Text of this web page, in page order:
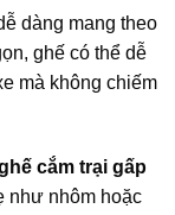
dàng mang theo
ghế có thể dễ
mà không chiếm
cắm trại gấp
như nhôm hoặc